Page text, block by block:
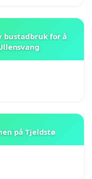
bustadbruk for å
på Tjeldstø